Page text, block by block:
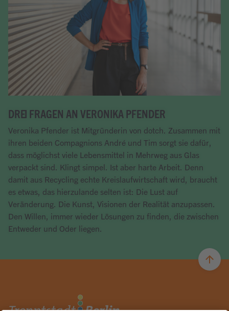
DREI FRAGEN AN VERONIKA PFENDER
Veronika Pfender ist Mitgründerin von dotch. Zusammen mit
ihren beiden Compagnions André und Tim sorgt sie dafür,
dass möglichst viele Lebensmittel in Mehrweg aus Glas
verpackt sind. Klingt simpel. Ist aber harte Arbeit. Denn
damit aus Recycling echte Kreislaufwirtschaft wird, braucht
es etwas, das hierzulande selten ist: Die Lust auf
Veränderung. Die Kunst, Visionen der Realität anzupassen.
Den Willen, immer wieder Lösungen zu finden, die zwischen
Entweder und Oder liegen.